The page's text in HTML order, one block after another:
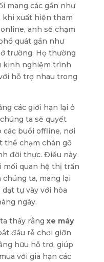
mang các gần như
khi xuất hiện tham
anh sẽ chạm
quát gần như
trường. Họ thường
kinh nghiệm trình
hỗ trợ nhau trong
các giới hạn lại ở
ta sẽ quyết
buổi offline, nơi
thể chạm chán gỡ
đời thực. Điều này
mối quan hệ thị trấn
ta, mang lại
tự vày với hòa
ngày.
thấy rằng xe máy
đầu rễ chơi giỡn
hữu hỗ trợ, giúp
với gia hạn các